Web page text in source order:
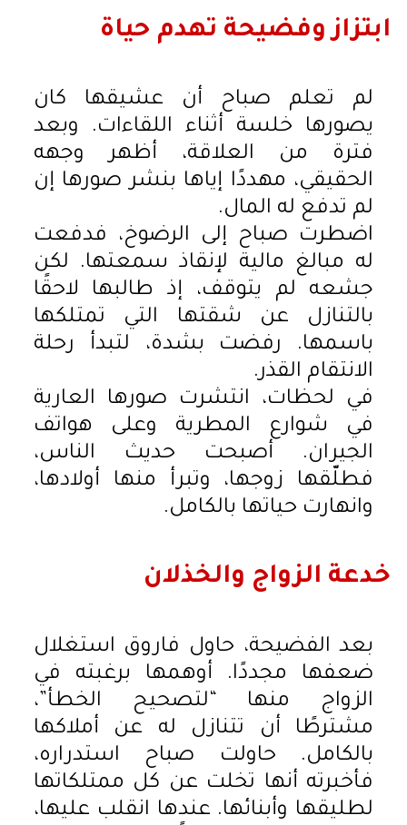
ابتزاز وفضيحة تهدم حياة
لم تعلم صباح أن عشيقها كان
يصورها خلسة أثناء اللقاءات. وبعد
فترة من العلاقة، أظهر وجهه
الحقيقي، مهددًا إياها بنشر صورها إن
لم تدفع له المال.
اضطرت صباح إلى الرضوخ، فدفعت
له مبالغ مالية لإنقاذ سمعتها. لكن
جشعه لم يتوقف، إذ طالبها لاحقًا
بالتنازل عن شقتها التي تمتلكها
باسمها. رفضت بشدة، لتبدأ رحلة
الانتقام القذر.
في لحظات، انتشرت صورها العارية
في شوارع المطرية وعلى هواتف
الجيران. أصبحت حديث الناس،
فطلّقها زوجها، وتبرأ منها أولادها،
وانهارت حياتها بالكامل.
خدعة الزواج والخذلان
بعد الفضيحة، حاول فاروق استغلال
ضعفها مجددًا. أوهمها برغبته في
الزواج منها “لتصحيح الخطأ”،
مشترطًا أن تتنازل له عن أملاكها
بالكامل. حاولت صباح استدراره،
فأخبرته أنها تخلت عن كل ممتلكاتها
لطليقها وأبنائها. عندها انقلب عليها،